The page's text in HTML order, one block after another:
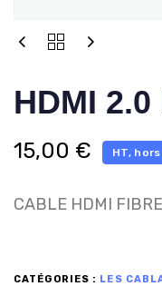
HDMI
15,00 € HT,
CABLE HDMI
CATÉGORIES : LES